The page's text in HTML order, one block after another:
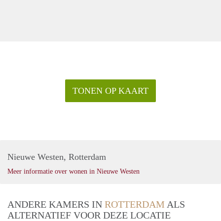
TONEN OP KAART
Nieuwe Westen, Rotterdam
Meer informatie over wonen in Nieuwe Westen
ANDERE KAMERS IN ROTTERDAM ALS
ALTERNATIEF VOOR DEZE LOCATIE